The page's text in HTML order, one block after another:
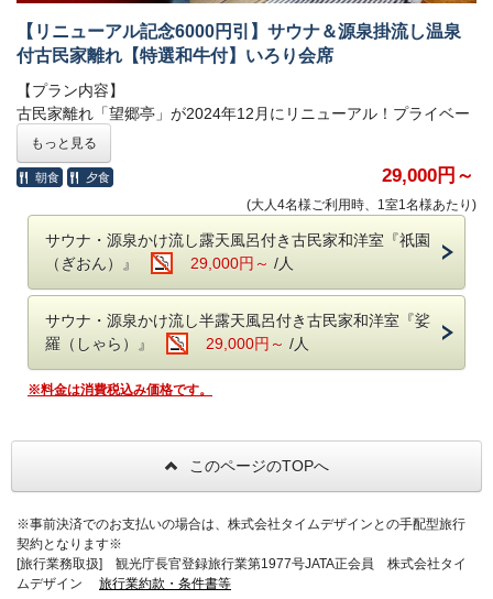
【リニューアル記念6000円引】サウナ＆源泉掛流し温泉
付古民家離れ【特選和牛付】いろり会席
【プラン内容】
古民家離れ「望郷亭」が2024年12月にリニューアル！プライベー
トサウナ＆温泉付の和洋室「祇園（ぎおん）」と「娑羅（しゃ
ら）」に生まれ変わりました！リニューアルを記念して、おひと
り様につき6,000円引でご宿泊いただけるプランをご用意いたしま
6,000円引でお泊りいただけるのは公式サイトのみです
他社サイトでは5,000円引でご提供 ）
どちらのお部屋も、木のぬくもりが感じられるサウナと、当館自
慢の源泉掛け流しの温泉を心ゆくまでお楽しみいただけます。夜
はシモンズ社のセミダブルベッドでゆっくりとお休みください。
【お食事】
全国から厳選された和牛のミニステーキが付いたプランです。川
り込んだ囲炉裏会席です。
○特選和牛ミニステーキ
○囲炉裏会席
串焼、鍋物、刺身、煮物、デザート、他
もっと見る
朝食 夕食 29,000円～
(大人4名様ご利用時、1室1名様あたり)
サウナ・源泉かけ流し露天風呂付き古民家和洋室『祇園
（ぎおん）』
29,000円～ /人
サウナ・源泉かけ流し半露天風呂付き古民家和洋室『娑
羅（しゃら）』
29,000円～ /人
※料金は消費税込み価格です。
このページのTOPへ
※事前決済でのお支払いの場合は、株式会社タイムデザインとの手配型旅行
契約となります※
[旅行業務取扱] 観光庁長官登録旅行業第1977号JATA正会員 株式会社タイ
ムデザイン 旅行業約款・条件書等